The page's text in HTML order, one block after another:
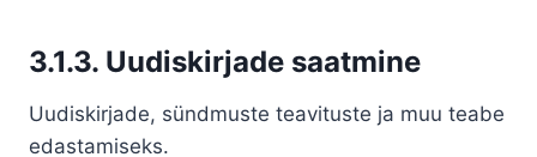
3.1.3. Uudiskirjade saatmine
Uudiskirjade, sündmuste teavituste ja muu teabe
edastamiseks.